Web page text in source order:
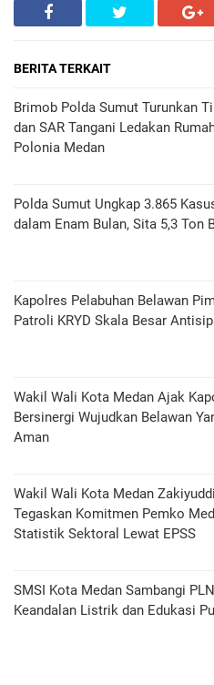
BERITA TERKAIT
Brimob Polda Sumut Turunkan
dan SAR Tangani Ledakan
Polonia Medan
Polda Sumut Ungkap 3.865
dalam Enam Bulan, Sita 5,3 Ton
Kapolres Pelabuhan Belawan
Patroli KRYD Skala Besar
Wakil Wali Kota Medan Ajak
Bersinergi Wujudkan Belawan
Aman
Wakil Wali Kota Medan
Tegaskan Komitmen Pemko
Statistik Sektoral Lewat EPSS
SMSI Kota Medan Sambangi
Keandalan Listrik dan Edukasi